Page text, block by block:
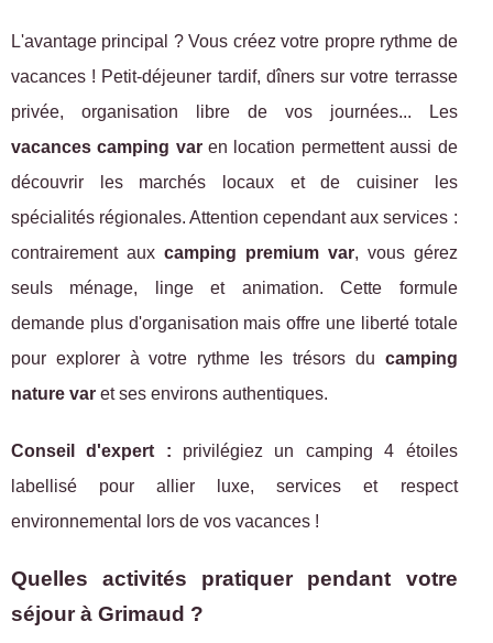
L'avantage principal ? Vous créez votre propre rythme de
vacances ! Petit-déjeuner tardif, dîners sur votre terrasse
privée, organisation libre de vos journées... Les
vacances camping varen location permettent aussi de
découvrir les marchés locaux et de cuisiner les
spécialités régionales. Attention cependant aux services :
contrairement aux camping premium var, vous gérez
seuls ménage, linge et animation. Cette formule
demande plus d'organisation mais offre une liberté totale
pour explorer à votre rythme les trésors du camping
nature var et ses environs authentiques.
Conseil d'expert : privilégiez un camping 4 étoiles
labellisé pour allier luxe, services et respect
environnemental lors de vos vacances !
Quelles activités pratiquer pendant votre
séjour à Grimaud ?